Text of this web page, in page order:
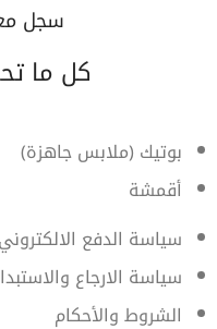
سجل
كل ما
بوتيك (ملابس جاهزة)
أقمشة
سياسة الدفع الالكتروني
سياسة الارجاع
الشروط والأحكام